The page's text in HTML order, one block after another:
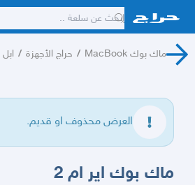
ماك بوك MacBook / حراج الأجهزة / ابل Apple
العرض محذوف او قديم.
ماك بوك اير ام 2